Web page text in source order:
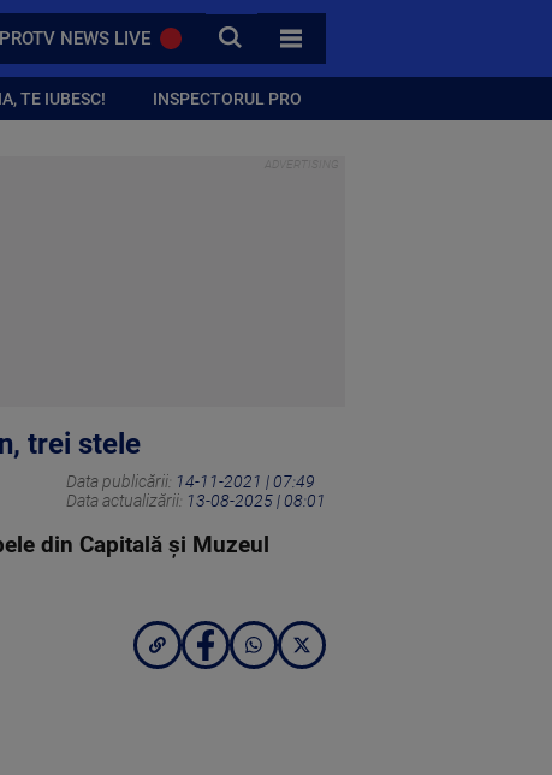
PROTV NEWS LIVE CAUTA
TOATE CATEGORIILE
TE IUBESC! INSPECTORUL PRO
trei stele
Data publicării: 14-11-2021 | 07:49
Data actualizării: 13-08-2025 | 08:01
din Capitală și Muzeul